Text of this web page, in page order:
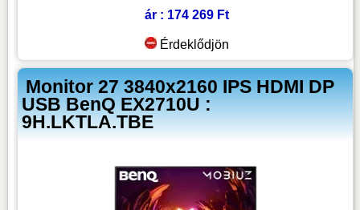
ár : 174 269 Ft
Érdeklődjön
Monitor 27 3840x2160 IPS HDMI DP
USB BenQ EX2710U :
9H.LKTLA.TBE